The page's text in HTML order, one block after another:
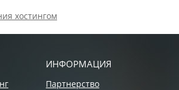
хостингом
ИНФОРМАЦИЯ
Партнерство